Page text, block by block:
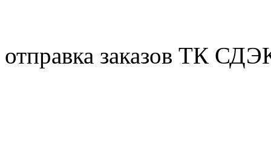
отправка заказов ТК